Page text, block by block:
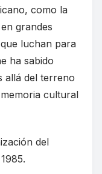
como la
grandes
luchan para
ha sabido
allá del terreno
cultural
del